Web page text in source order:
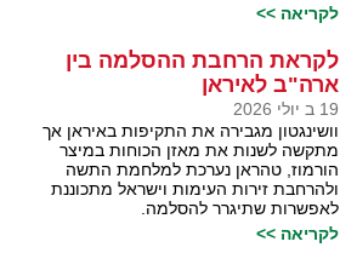
לקריאה >>
לקראת הרחבת ההסלמה בין
ארה"ב לאיראן
19 ב יולי 2026
וושינגטון מגבירה את התקיפות באיראן אך
מתקשה לשנות את מאזן הכוחות במיצר
הורמוז, טהראן נערכת למלחמת התשה
ולהרחבת זירות העימות וישראל מתכוננת
לאפשרות שתיגרר להסלמה.
לקריאה >>